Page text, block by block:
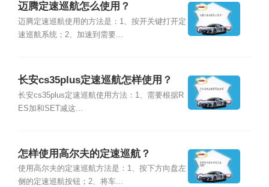
迈腾定速巡航怎么使用？
迈腾定速巡航使用的方法是：1、按开关键打开定
速巡航系统；2、加速到需要...
长安cs35plus定速巡航怎样使用？
长安cs35plus定速巡航使用方法：1、需要根据R
ES加和SET减这...
怎样使用高尔夫的定速巡航？
使用高尔夫的定速巡航方法是：1、按下方向盘左
侧的定速巡航按钮；2、将车...